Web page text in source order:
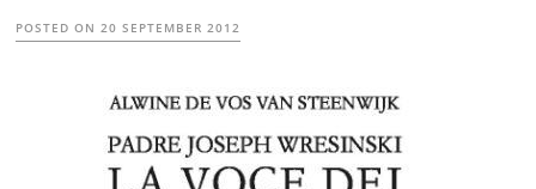
POSTED ON20 SEPTEMBER 2012